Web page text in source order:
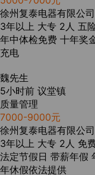
徐州复泰电器有限公司
3年以上 大专 2人 五
年中体检免费 十年奖
充电
魏先生
5小时前 议堂镇
质量管理
7000-9000元
徐州复泰电器有限公司
3年以上 大专 2人 免
法定节假日 带薪年假
年休假依法提供